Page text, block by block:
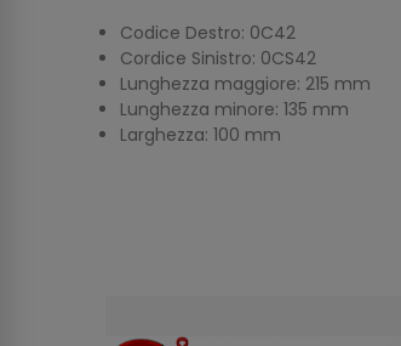
Codice Destro: 0C42
Cordice Sinistro: 0CS42
Lunghezza maggiore: 215 mm
Lunghezza minore: 135 mm
Larghezza: 100 mm